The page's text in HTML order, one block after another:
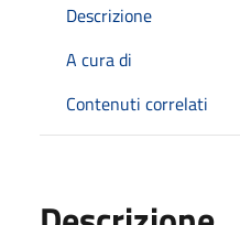
Descrizione
A cura di
Contenuti correlati